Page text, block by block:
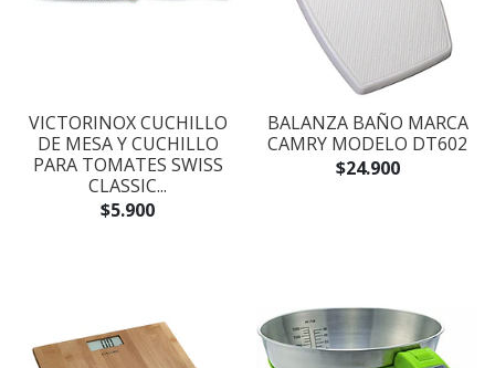
VICTORINOX CUCHILLO
DE MESA Y CUCHILLO
PARA TOMATES SWISS
CLASSIC...
$5.900
BALANZA BAÑO MARCA
CAMRY MODELO DT602
$24.900